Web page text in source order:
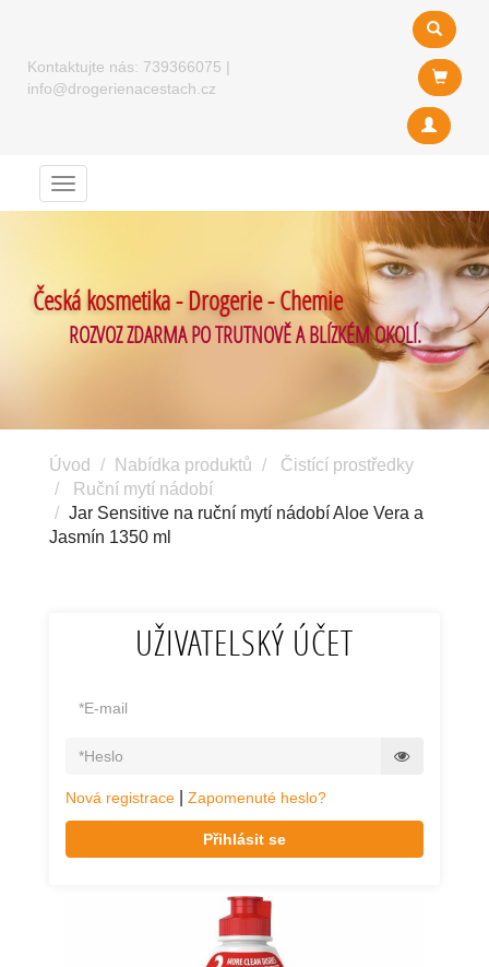
Kontaktujte nás: 739366075 |
info@drogerienacestach.cz
Menu
Česká kosmetika - Drogerie - Chemie
ROZVOZ ZDARMA PO TRUTNOVĚ A BLÍZKÉM OKOLÍ.
Úvod Nabídka produktů
Čistící prostředky
Ruční mytí nádobí
Jar Sensitive na ruční mytí nádobí Aloe Vera a
Jasmín 1350 ml
UŽIVATELSKÝ ÚČET
Nová registrace Zapomenuté heslo?
Přihlásit se